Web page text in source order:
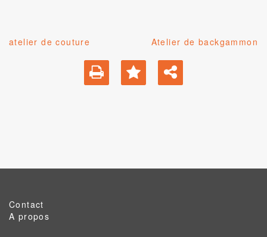
atelier de couture Atelier de backgammon
Contact
A propos